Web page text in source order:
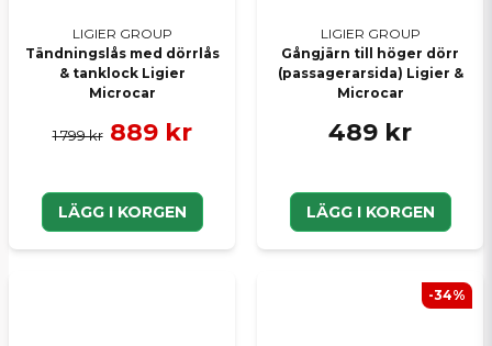
LIGIER GROUP
Tändningslås med dörrlås
& tanklock Ligier
Microcar
1 799 kr 889 kr
LÄGG I KORGEN
LIGIER GROUP
Gångjärn till höger dörr
(passagerarsida) Ligier &
Microcar
489 kr
LÄGG I KORGEN
-34%